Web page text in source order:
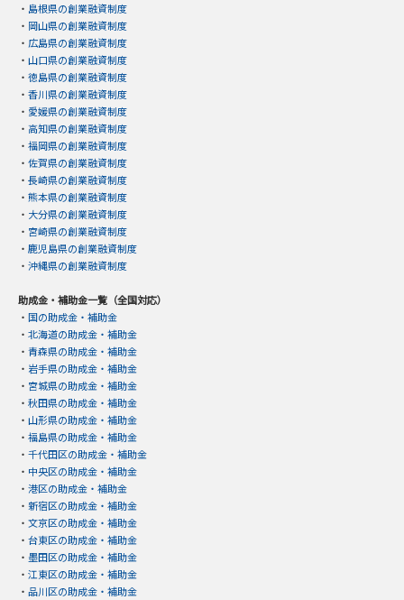
・ 島根県の創業融資制度
・ 岡山県の創業融資制度
・ 広島県の創業融資制度
・ 山口県の創業融資制度
・ 徳島県の創業融資制度
・ 香川県の創業融資制度
・ 愛媛県の創業融資制度
・ 高知県の創業融資制度
・ 福岡県の創業融資制度
・ 佐賀県の創業融資制度
・ 長崎県の創業融資制度
・ 熊本県の創業融資制度
・ 大分県の創業融資制度
・ 宮崎県の創業融資制度
・ 鹿児島県の創業融資制度
・ 沖縄県の創業融資制度
助成金・補助金一覧（全国対応）
・ 国の助成金・補助金
・ 北海道の助成金・補助金
・ 青森県の助成金・補助金
・ 岩手県の助成金・補助金
・ 宮城県の助成金・補助金
・ 秋田県の助成金・補助金
・ 山形県の助成金・補助金
・ 福島県の助成金・補助金
・ 千代田区の助成金・補助金
・ 中央区の助成金・補助金
・ 港区の助成金・補助金
・ 新宿区の助成金・補助金
・ 文京区の助成金・補助金
・ 台東区の助成金・補助金
・ 墨田区の助成金・補助金
・ 江東区の助成金・補助金
・ 品川区の助成金・補助金